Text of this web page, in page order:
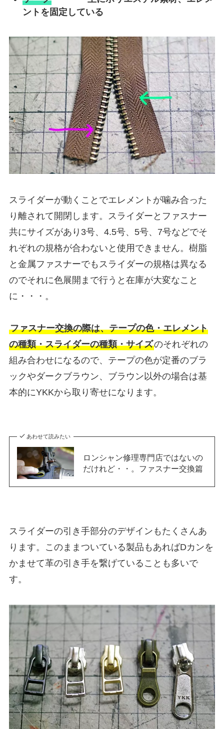
ントを固定している
スライダーが動くことでエレメントが噛み合った
り離されて開閉します。スライダーとファスナー
共にサイズがあり3号、4.5号、5号、7号などでそ
れぞれの規格が合わないと使用できません。樹脂
と金属ファスナーでもスライダーの規格は異なる
のでそれに色展開まで行うと在庫が大変なこと
に・・・。
ファスナー交換の際は、テープの色・エレメント
の種類・スライダーの種類・サイズのそれぞれの
組み合わせになるので、テープの色が定番のブラ
ックやダークブラウン、ブラウン以外の場合は基
本的にYKKから取り寄せになります。
あわせて読みたい
ロンシャン修理専門店ではないの
だけれど・・。ファスナー交換篇
スライダーの引き手部分のデザインもたくさんあ
ります。このままついている製品もあればDカンを
かませて革の引き手を繋げていることも多いで
す。